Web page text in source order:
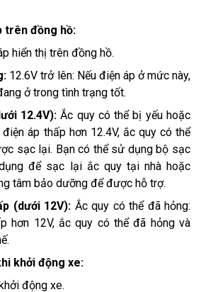
trên đồng hồ:
hiển thị trên đồng hồ.
12.6V trở lên: Nếu điện áp ở mức này,
ở trong tình trạng tốt.
12.4V): Ắc quy có thể bị yếu hoặc
áp thấp hơn 12.4V, ắc quy có thể
sạc lại. Bạn có thể sử dụng bộ sạc
để sạc lại ắc quy tại nhà hoặc
tâm bảo dưỡng để được hỗ trợ.
(dưới 12V): Ắc quy có thể đã hỏng:
hơn 12V, ắc quy có thể đã hỏng và
khởi động xe:
động xe.